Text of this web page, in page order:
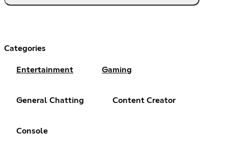
Categories
Entertainment Gaming
General Chatting Content Creator
Console